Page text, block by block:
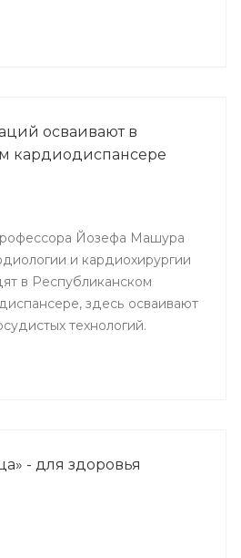
урологов в РБ.
осваивают в
кардиодиспансере
Йозефа Машура
и кардиохирургии
в Республиканском
здесь осваивают
технологий.
детям с врожденными
- для здоровья